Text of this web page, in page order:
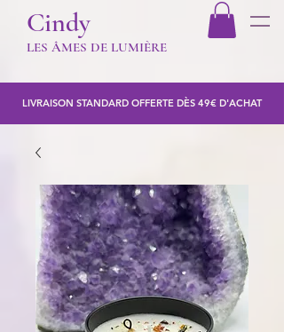
Cindy
LES ÂMES DE LUMIÈRE
LIVRAISON STANDARD OFFERTE DÈS 49€ D'ACHAT